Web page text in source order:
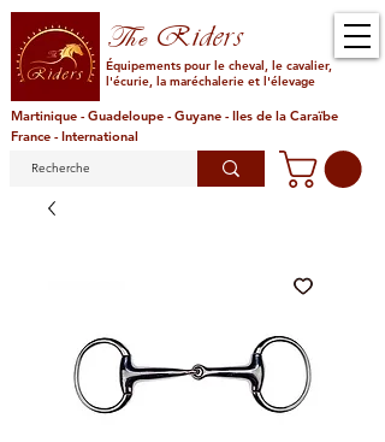
TheRiders
Équipements pour le cheval, le cavalier,
l'écurie, la maréchalerie et l'élevage
Martinique - Guadeloupe - Guyane - Iles de la Caraïbe
France - International